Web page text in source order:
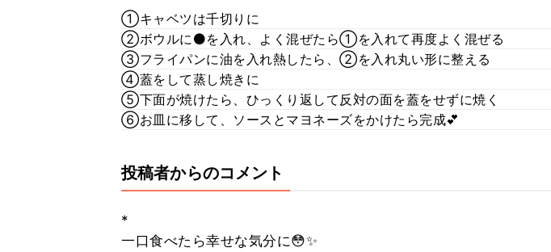
①キャベツは千切りに
②ボウルに⚫を入れ、よく混ぜたら①を入れて再度よく混ぜる
③フライパンに油を入れ熱したら、②を入れ丸い形に整える
④蓋をして蒸し焼きに
⑤下面が焼けたら、ひっくり返して反対の面を蓋をせずに焼く
⑥お皿に移して、ソースとマヨネーズをかけたら完成💕
投稿者からのコメント
*
一口食べたら幸せな気分に😳✨